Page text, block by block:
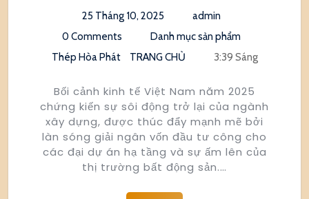
25 Tháng 10, 2025
admin
0 Comments
Danh mục sản phẩm
Thép Hòa Phát
TRANG CHỦ 3:39 Sáng
Bối cảnh kinh tế Việt Nam năm 2025
chứng kiến sự sôi động trở lại của ngành
xây dựng, được thúc đẩy mạnh mẽ bởi
làn sóng giải ngân vốn đầu tư công cho
các đại dự án hạ tầng và sự ấm lên của
thị trường bất động sản.…